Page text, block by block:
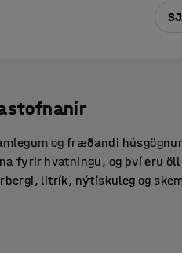
og fræðandi
fyrir hvatningu, og því eru
litrík, nýtískuleg og